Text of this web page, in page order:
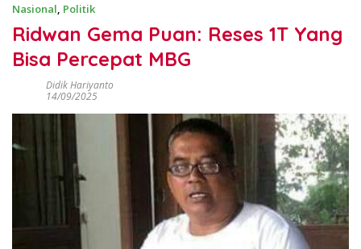
Nasional, Politik
Ridwan Gema Puan: Reses 1T Yang
Bisa Percepat MBG
Didik Hariyanto
14/09/2025